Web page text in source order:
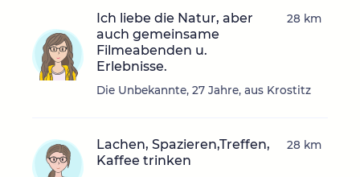
Ich liebe die Natur, aber
auch gemeinsame
Filmeabenden u.
Erlebnisse.
Die Unbekannte, 27 Jahre, aus Krostitz
28 km
Lachen, Spazieren,Treffen,
Kaffee trinken
28 km